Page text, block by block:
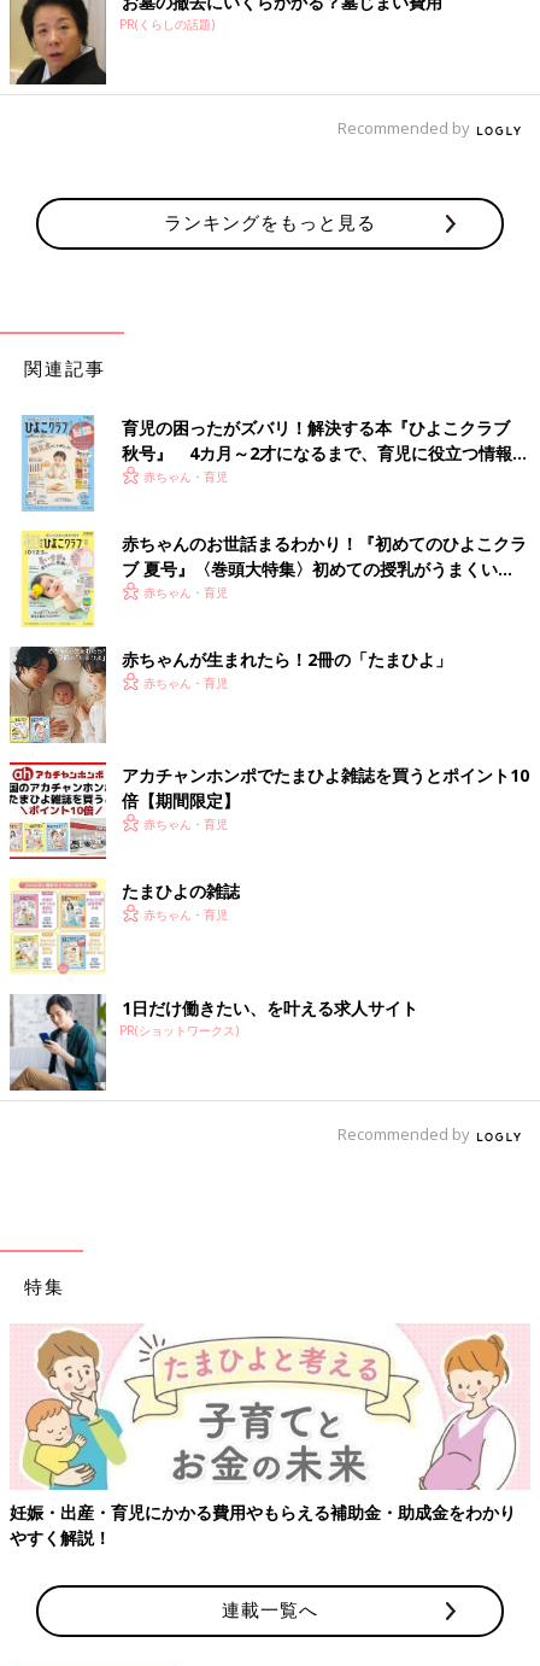
PR(くらしの話題)
Recommended by
ランキングをもっと見る
関連記事
育児の困ったがズバリ！解決する本『ひよこクラブ
秋号』 4カ月～2才になるまで、育児に役立つ情報が
いっぱい！
赤ちゃん・育児
赤ちゃんのお世話まるわかり！『初めてのひよこクラ
ブ 夏号』〈巻頭大特集〉初めての授乳がうまくい
く！ おっぱい・ミルクの基本と夏のトラブル 解決テ
赤ちゃん・育児
赤ちゃんが生まれたら！2冊の「たまひよ」
赤ちゃん・育児
アカチャンホンポでたまひよ雑誌を買うとポイント10
倍【期間限定】
赤ちゃん・育児
たまひよの雑誌
赤ちゃん・育児
1日だけ働きたい、を叶える求人サイト
PR(ショットワークス)
Recommended by
特集
る補助金・助成金をわかり 【ワクチン接種できるものも】妊婦
連載一覧へ